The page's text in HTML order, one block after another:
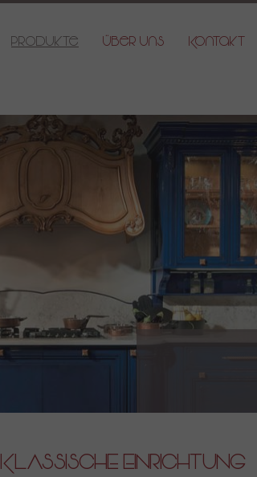
Produkte Über Uns Kontakt
Klassische Einrichtung